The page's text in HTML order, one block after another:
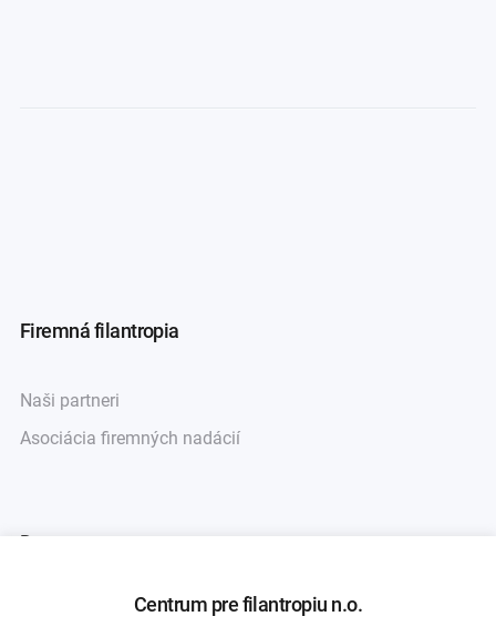
Firemná filantropia
Naši partneri
Asociácia firemných nadácií
Darcovstvo
Centrum pre filantropiu n.o.